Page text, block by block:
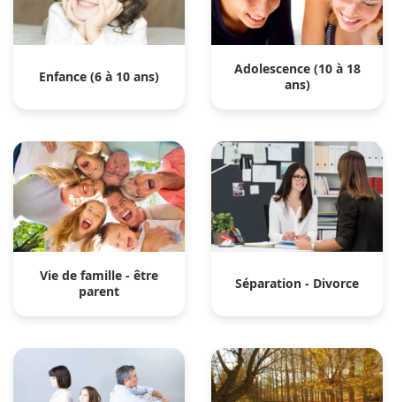
Enfance (6 à 10 ans)
Adolescence (10 à 18
ans)
Vie de famille - être
parent
Séparation - Divorce